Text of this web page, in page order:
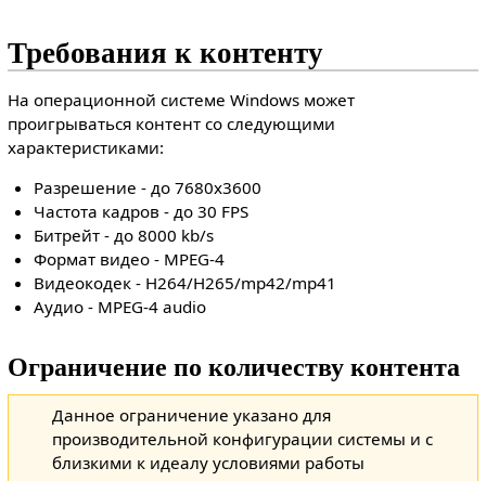
Требования к контенту
На операционной системе Windows может
проигрываться контент со следующими
характеристиками:
Разрешение - до 7680x3600
Частота кадров - до 30 FPS
Битрейт - до 8000 kb/s
Формат видео - MPEG-4
Видеокодек - H264/H265/mp42/mp41
Аудио - MPEG-4 audio
Ограничение по количеству контента
Данное ограничение указано для
производительной конфигурации системы и с
близкими к идеалу условиями работы